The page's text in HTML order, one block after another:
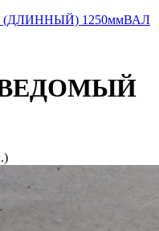
1250ммВАЛ
ВЕДОМЫЙ